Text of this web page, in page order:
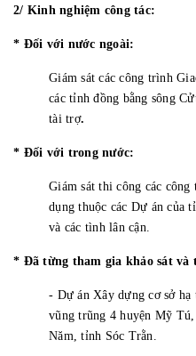
2/ Kinh nghiệm công tác:
* Đối với nước ngoài:
Giám sát các công trình
các tỉnh đồng bằng sông
tài trợ.
* Đối với trong nước:
Giám sát thi công các
dụng thuộc các Dự án của
và các tình lân cận.
* Đã từng tham gia khảo sát và
- Dự án Xây dựng cơ sở
vũng trũng 4 huyện Mỹ
Năm, tỉnh Sóc Trằn.